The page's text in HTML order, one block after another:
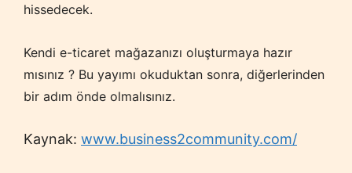
hissedecek.
Kendi e-ticaret mağazanızı oluşturmaya hazır
mısınız ? Bu yayımı okuduktan sonra, diğerlerinden
bir adım önde olmalısınız.
Kaynak: www.business2community.com/